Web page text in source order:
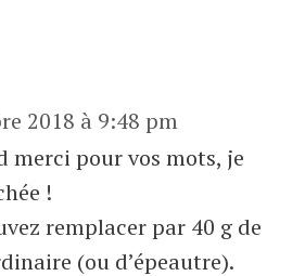
2018 à 9:48 pm
merci pour vos mots, je
!
remplacer par 40 g de
(ou d’épeautre).